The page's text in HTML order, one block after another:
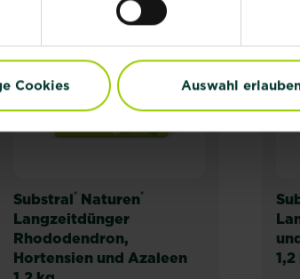
Cookies Auswahl
Substral® Naturen®
Langzeitdünger
Rhododendron,
Hortensien und Azaleen